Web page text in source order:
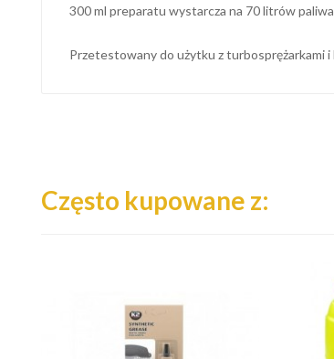
300 ml preparatu wystarcza na 70 litrów
Przetestowany do użytku z turbosprężarkami i
Często kupowane z: